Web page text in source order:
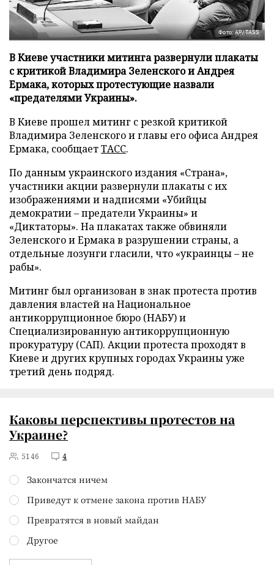
Фото: AP/TASS
В Киеве участники митинга развернули плакаты
с критикой Владимира Зеленского и Андрея
Ермака, которых протестующие назвали
«предателями Украины».
В Киеве прошел митинг с резкой критикой
Владимира Зеленского и главы его офиса Андрея
Ермака, сообщаетТАСС.
По данным украинского издания «Страна»,
участники акции развернули плакаты с их
изображениями и надписями «Убийцы
демократии – предатели Украины» и
«Диктаторы». На плакатах также обвиняли
Зеленского и Ермака в разрушении страны, а
отдельные лозунги гласили, что «украинцы – не
рабы».
Митинг был организован в знак протеста против
давления властей на Национальное
антикоррупционное бюро (НАБУ) и
Специализированную антикоррупционную
прокуратуру (САП). Акции протеста проходят в
Киеве и других крупных городах Украины уже
третий день подряд.
Каковы перспективы протестов на
Украине?
5146 4
Закончатся ничем
Приведут к отмене закона против НАБУ
Превратятся в новый майдан
Другое